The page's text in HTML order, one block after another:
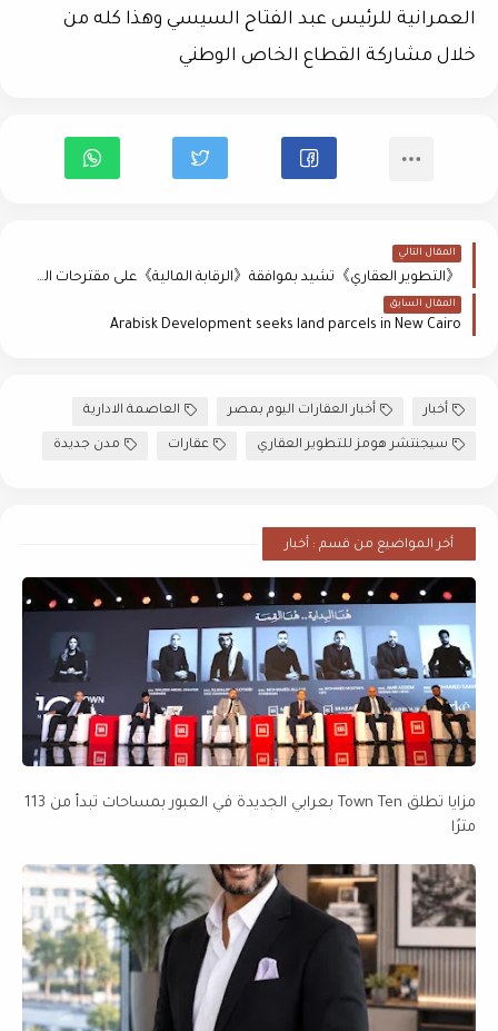
العمرانية للرئيس عبد الفتاح السيسي وهذا كله من
خلال مشاركة القطاع الخاص الوطني
المقال التالي
《التطوير العقاري》تشيد بموافقة《الرقابة المالية》على مقترحات الغرفة لزيادة معدلات نمو التمويل العقاري والمبيعات
المقال السابق
Arabisk Development seeks land parcels in New Cairo
أخبار أخبار العقارات اليوم بمصر العاصمة الادارية
سيجنتشر هومز للتطوير العقاري عقارات مدن جديدة
أخر المواضيع من قسم : أخبار
مزايا تطلق Town Ten بعرابي الجديدة في العبور بمساحات تبدأ من 113
مترًا